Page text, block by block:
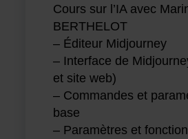
Cours sur l’IA avec
BERTHELOT
– Éditeur Midjourney
– Interface de
et site web)
– Commandes et
base
– Paramètres et